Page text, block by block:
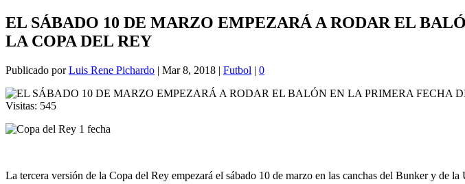
EL SÁBADO 10 DE MARZO EMPEZARÁ A RODAR EL
LA COPA DEL REY
Publicado porLuis Rene Pichardo | Mar 8, 2018 | Futbol | 0
Visitas: 545
La tercera versión de la Copa del Rey empezará el sábado 10 de marzo en las canchas del Bunker y de